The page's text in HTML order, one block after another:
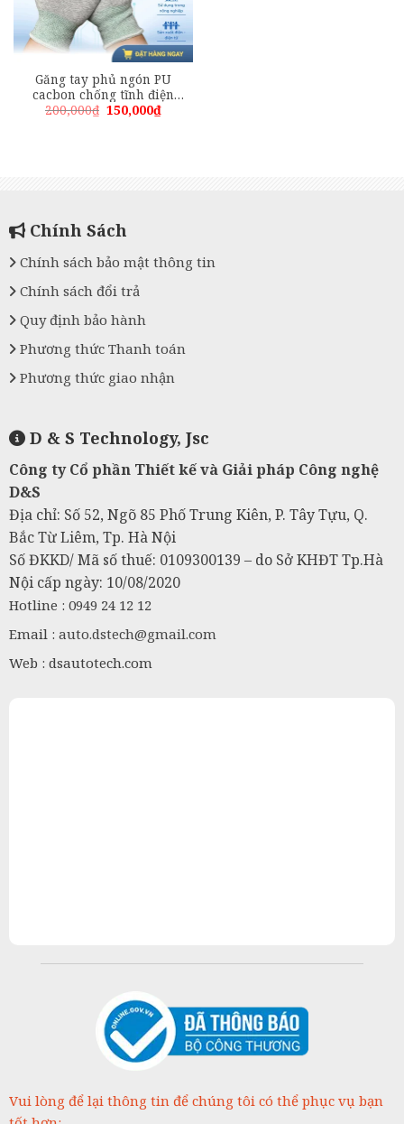
Găng tay phủ ngón PU
cacbon chống tĩnh điện
(ESD)
200,000₫ Giá
gốc
150,000₫Giá
hiện
Chính Sách
Chính sách bảo mật thông tin
Chính sách đổi trả
Quy định bảo hành
Phương thức Thanh toán
Phương thức giao nhận
D & S Technology, Jsc
Công ty Cổ phần Thiết kế và Giải pháp Công nghệ
D&S
Địa chỉ: Số 52, Ngõ 85 Phố Trung Kiên, P. Tây Tựu, Q.
Bắc Từ Liêm, Tp. Hà Nội
Số ĐKKD/ Mã số thuế: 0109300139 – do Sở KHĐT Tp.Hà
Nội cấp ngày: 10/08/2020
Hotline : 0949 24 12 12
Email : auto.dstech@gmail.com
Web : dsautotech.com
Vui lòng để lại thông tin để chúng tôi có thể phục vụ bạn